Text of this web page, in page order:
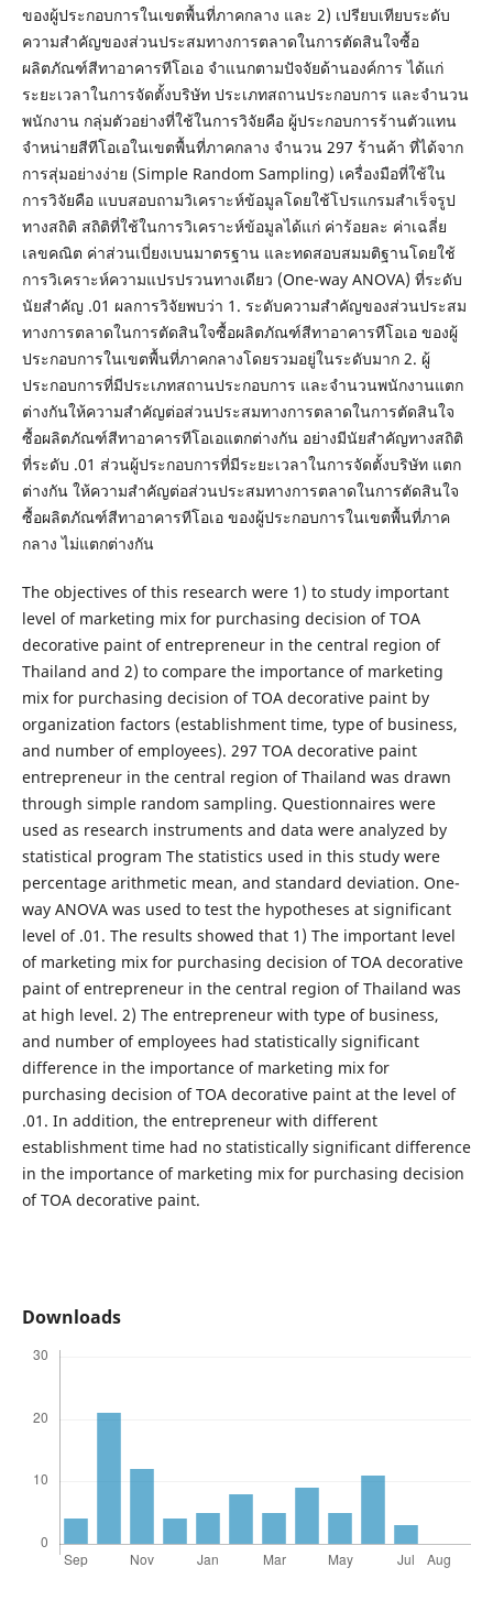
ของผู้ประกอบการในเขตพื้นที่ภาคกลาง และ 2) เปรียบเทียบระดับ
ความสำคัญของส่วนประสมทางการตลาดในการตัดสินใจซื้อ
ผลิตภัณฑ์สีทาอาคารทีโอเอ จำแนกตามปัจจัยด้านองค์การ ได้แก่
ระยะเวลาในการจัดตั้งบริษัท ประเภทสถานประกอบการ และจำนวน
พนักงาน กลุ่มตัวอย่างที่ใช้ในการวิจัยคือ ผู้ประกอบการร้านตัวแทน
จำหน่ายสีทีโอเอในเขตพื้นที่ภาคกลาง จำนวน 297 ร้านค้า ที่ได้จาก
การสุ่มอย่างง่าย (Simple Random Sampling) เครื่องมือที่ใช้ใน
การวิจัยคือ แบบสอบถามวิเคราะห์ข้อมูลโดยใช้โปรแกรมสำเร็จรูป
ทางสถิติ สถิติที่ใช้ในการวิเคราะห์ข้อมูลได้แก่ ค่าร้อยละ ค่าเฉลี่ย
เลขคณิต ค่าส่วนเบี่ยงเบนมาตรฐาน และทดสอบสมมติฐานโดยใช้
การวิเคราะห์ความแปรปรวนทางเดียว (One-way ANOVA) ที่ระดับ
นัยสำคัญ .01 ผลการวิจัยพบว่า 1. ระดับความสำคัญของส่วนประสม
ทางการตลาดในการตัดสินใจซื้อผลิตภัณฑ์สีทาอาคารทีโอเอ ของผู้
ประกอบการในเขตพื้นที่ภาคกลางโดยรวมอยู่ในระดับมาก 2. ผู้
ประกอบการที่มีประเภทสถานประกอบการ และจำนวนพนักงานแตก
ต่างกันให้ความสำคัญต่อส่วนประสมทางการตลาดในการตัดสินใจ
ซื้อผลิตภัณฑ์สีทาอาคารทีโอเอแตกต่างกัน อย่างมีนัยสำคัญทางสถิติ
ที่ระดับ .01 ส่วนผู้ประกอบการที่มีระยะเวลาในการจัดตั้งบริษัท แตก
ต่างกัน ให้ความสำคัญต่อส่วนประสมทางการตลาดในการตัดสินใจ
ซื้อผลิตภัณฑ์สีทาอาคารทีโอเอ ของผู้ประกอบการในเขตพื้นที่ภาค
กลาง ไม่แตกต่างกัน
The objectives of this research were 1) to study important
level of marketing mix for purchasing decision of TOA
decorative paint of entrepreneur in the central region of
Thailand and 2) to compare the importance of marketing
mix for purchasing decision of TOA decorative paint by
organization factors (establishment time, type of business,
and number of employees). 297 TOA decorative paint
entrepreneur in the central region of Thailand was drawn
through simple random sampling. Questionnaires were
used as research instruments and data were analyzed by
statistical program The statistics used in this study were
percentage arithmetic mean, and standard deviation. One-
way ANOVA was used to test the hypotheses at significant
level of .01. The results showed that 1) The important level
of marketing mix for purchasing decision of TOA decorative
paint of entrepreneur in the central region of Thailand was
at high level. 2) The entrepreneur with type of business,
and number of employees had statistically significant
difference in the importance of marketing mix for
purchasing decision of TOA decorative paint at the level of
.01. In addition, the entrepreneur with different
establishment time had no statistically significant difference
in the importance of marketing mix for purchasing decision
of TOA decorative paint.
Downloads